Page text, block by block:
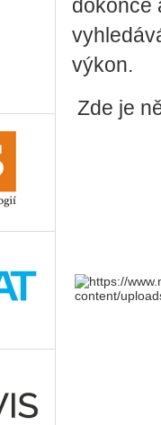
dokonce
výkon.
Zde je